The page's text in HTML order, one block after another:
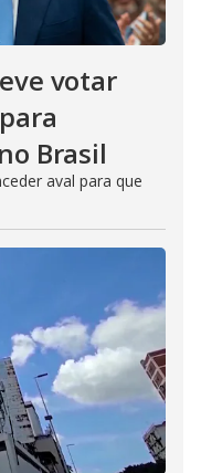
votar
Brasil
aval para que